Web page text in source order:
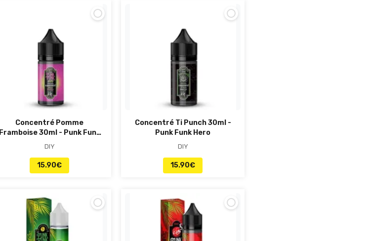
Concentré Pomme
Framboise 30ml - Punk Funk
Hero
DIY
15.90€
Concentré Ti Punch 30ml -
Punk Funk Hero
DIY
15.90€